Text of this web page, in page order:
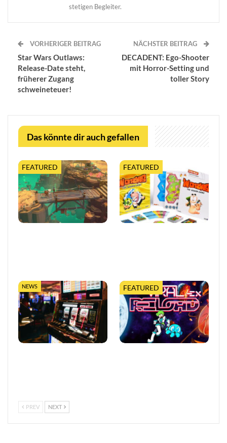
stetigen Begleiter.
VORHERIGER BEITRAG
Star Wars Outlaws:
Release-Date steht,
früherer Zugang
schweineteuer!
NÄCHSTER BEITRAG
DECADENT: Ego-Shooter
mit Horror-Setting und
toller Story
Das könnte dir auch gefallen
FEATURED FEATURED
NEWS FEATURED
PREV NEXT